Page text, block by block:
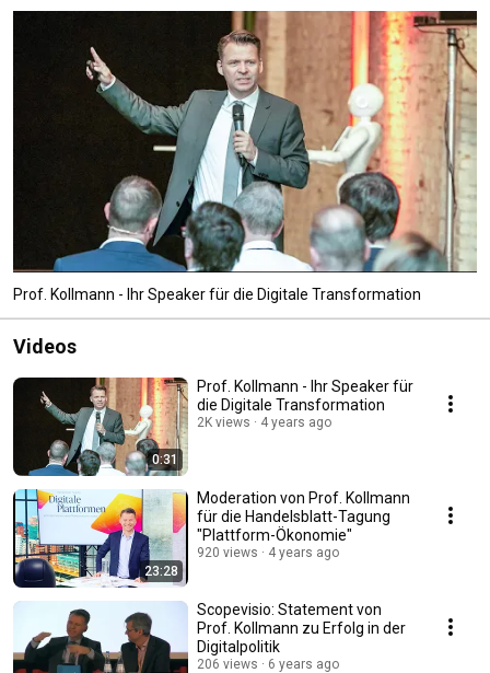
Prof. Kollmann - Ihr Speaker für die Digitale Transformation
Videos
0:31
Prof. Kollmann - Ihr Speaker für
die Digitale Transformation
2K views 4 years ago
23:28
Moderation von Prof. Kollmann
für die Handelsblatt-Tagung
"Plattform-Ökonomie"
920 views 4 years ago
Scopevisio: Statement von
Prof. Kollmann zu Erfolg in der
Digitalpolitik
206 views 6 years ago